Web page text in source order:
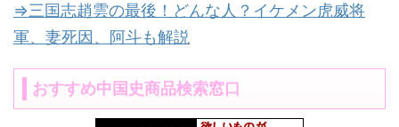
⇒三国志趙雲の最後！どんな人？イケメン虎威将
軍、妻死因、阿斗も解説
おすすめ中国史商品検索窓口